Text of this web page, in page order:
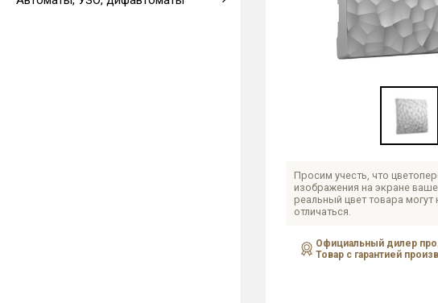
Просим учесть, что
изображения на экране
реальный цвет товара могут
отличаться.
Официальный дилер
Товар с гарантией